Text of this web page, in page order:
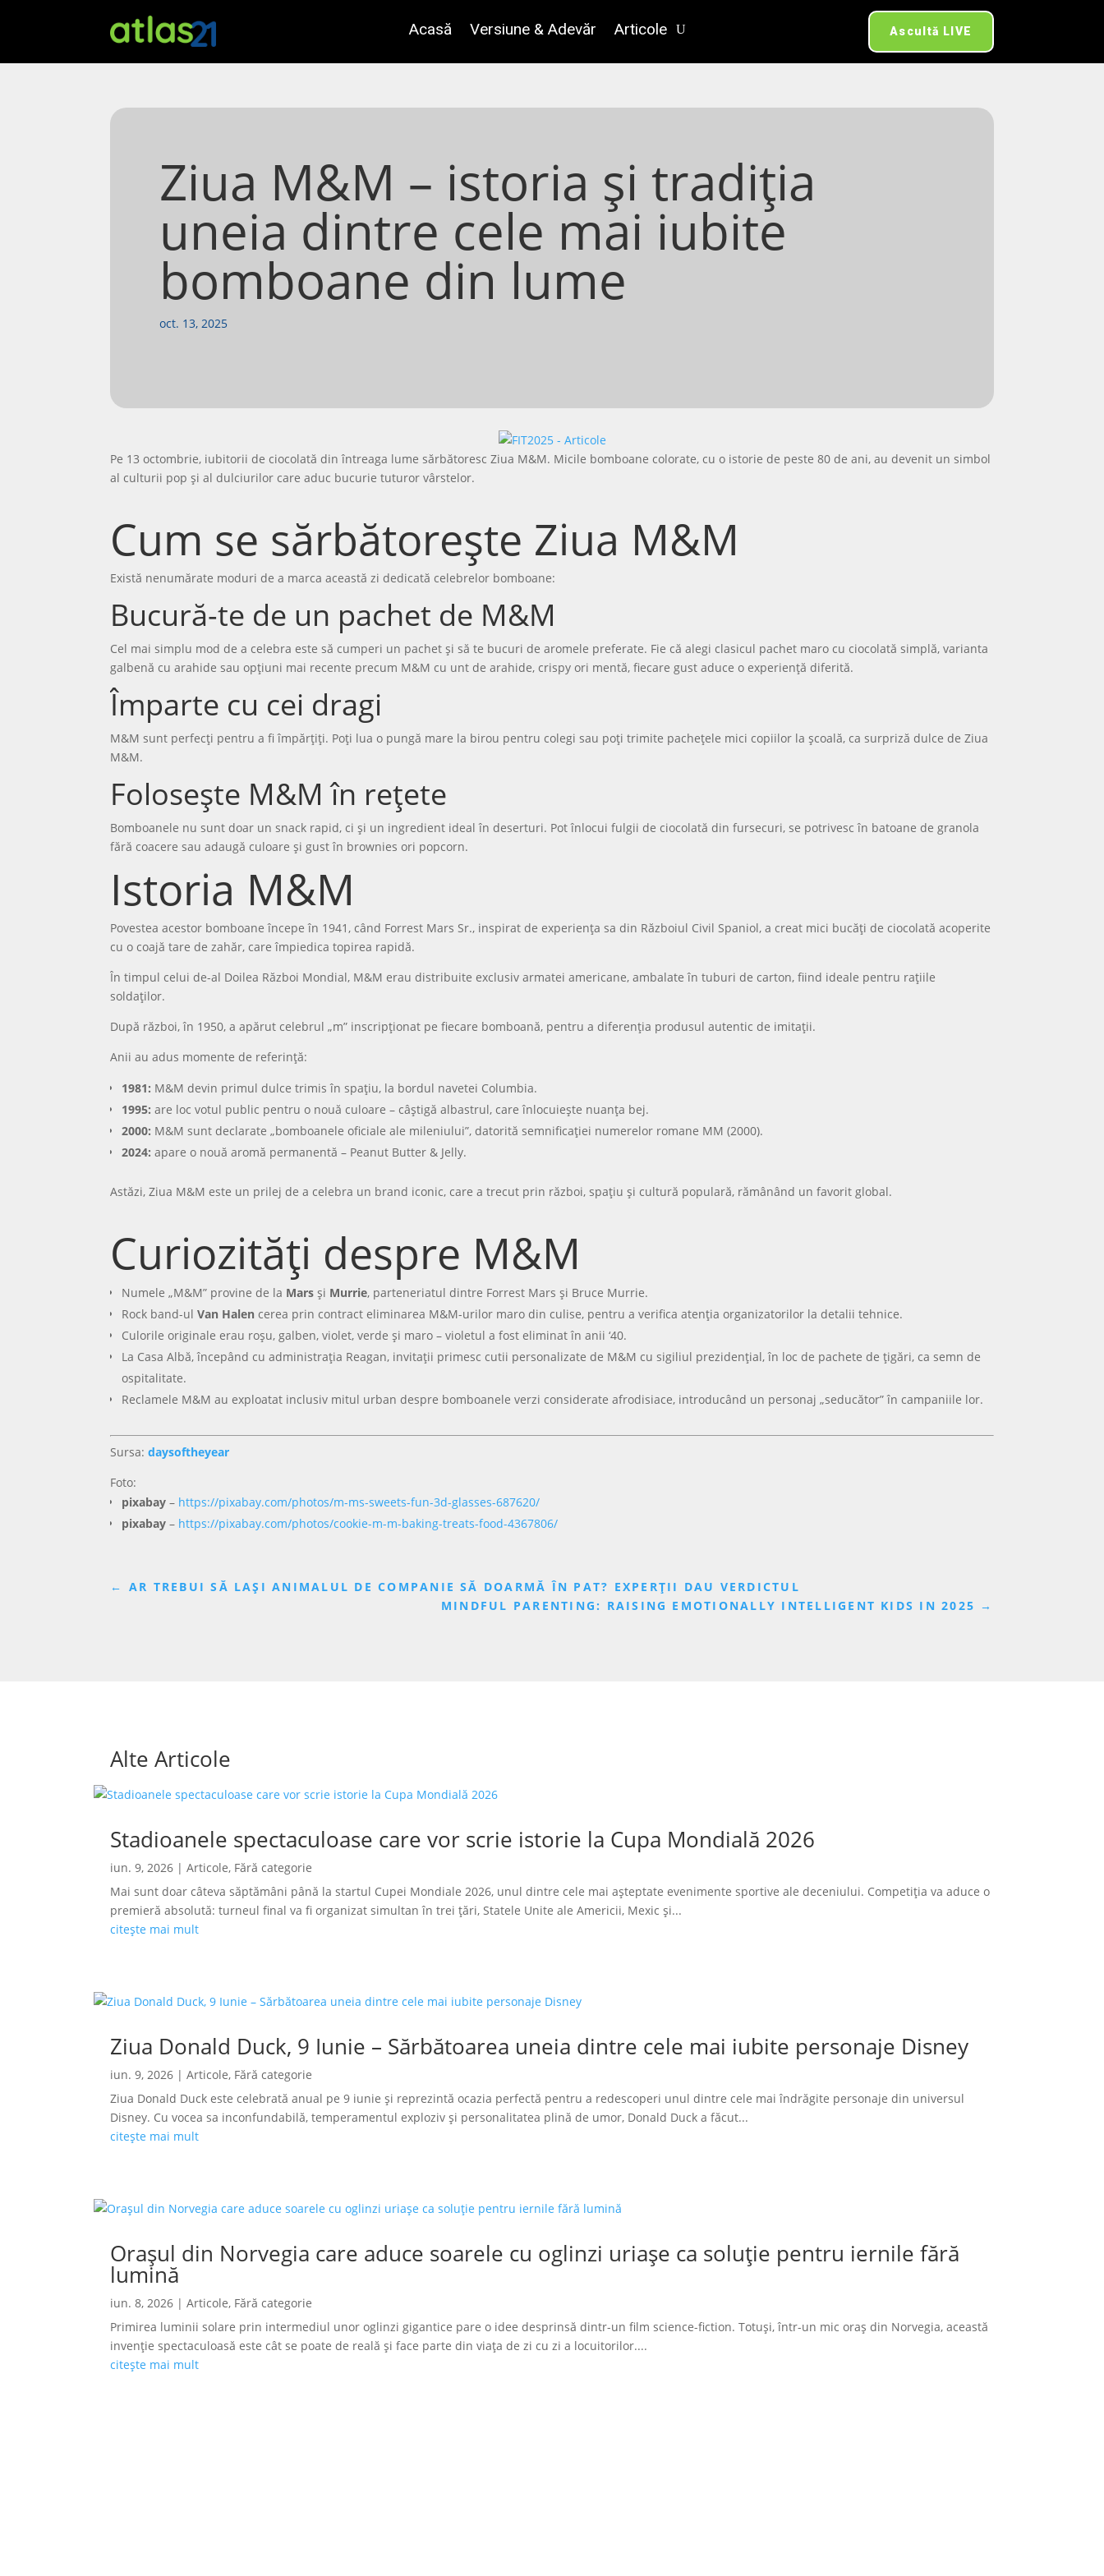
Acasă Versiune & Adevăr Articole Ascultă LIVE
Ziua M&M – istoria și tradiția
uneia dintre cele mai iubite
bomboane din lume
oct. 13, 2025
Pe 13 octombrie, iubitorii de ciocolată din întreaga lume sărbătoresc Ziua M&M. Micile bomboane colorate, cu o istorie de peste 80 de ani, au devenit un simbol
al culturii pop și al dulciurilor care aduc bucurie tuturor vârstelor.
Cum se sărbătorește Ziua M&M
Există nenumărate moduri de a marca această zi dedicată celebrelor bomboane:
Bucură-te de un pachet de M&M
Cel mai simplu mod de a celebra este să cumperi un pachet și să te bucuri de aromele preferate. Fie că alegi clasicul pachet maro cu ciocolată simplă, varianta
galbenă cu arahide sau opțiuni mai recente precum M&M cu unt de arahide, crispy ori mentă, fiecare gust aduce o experiență diferită.
Împarte cu cei dragi
M&M sunt perfecți pentru a fi împărțiți. Poți lua o pungă mare la birou pentru colegi sau poți trimite pachețele mici copiilor la școală, ca surpriză dulce de Ziua
M&M.
Folosește M&M în rețete
Bomboanele nu sunt doar un snack rapid, ci și un ingredient ideal în deserturi. Pot înlocui fulgii de ciocolată din fursecuri, se potrivesc în batoane de granola
fără coacere sau adaugă culoare și gust în brownies ori popcorn.
Istoria M&M
Povestea acestor bomboane începe în 1941, când Forrest Mars Sr., inspirat de experiența sa din Războiul Civil Spaniol, a creat mici bucăți de ciocolată acoperite
cu o coajă tare de zahăr, care împiedica topirea rapidă.
În timpul celui de-al Doilea Război Mondial, M&M erau distribuite exclusiv armatei americane, ambalate în tuburi de carton, fiind ideale pentru rațiile
soldaților.
După război, în 1950, a apărut celebrul „m” inscripționat pe fiecare bomboană, pentru a diferenția produsul autentic de imitații.
Anii au adus momente de referință:
1981: M&M devin primul dulce trimis în spațiu, la bordul navetei Columbia.
1995: are loc votul public pentru o nouă culoare – câștigă albastrul, care înlocuiește nuanța bej.
2000: M&M sunt declarate „bomboanele oficiale ale mileniului”, datorită semnificației numerelor romane MM (2000).
2024: apare o nouă aromă permanentă – Peanut Butter & Jelly.
Astăzi, Ziua M&M este un prilej de a celebra un brand iconic, care a trecut prin război, spațiu și cultură populară, rămânând un favorit global.
Curiozități despre M&M
Numele „M&M” provine de la Mars și Murrie, parteneriatul dintre Forrest Mars și Bruce Murrie.
Rock band-ulVan Halen cerea prin contract eliminarea M&M-urilor maro din culise, pentru a verifica atenția organizatorilor la detalii tehnice.
Culorile originale erau roșu, galben, violet, verde și maro – violetul a fost eliminat în anii ‘40.
La Casa Albă, începând cu administrația Reagan, invitații primesc cutii personalizate de M&M cu sigiliul prezidențial, în loc de pachete de țigări, ca semn de
ospitalitate.
Reclamele M&M au exploatat inclusiv mitul urban despre bomboanele verzi considerate afrodisiace, introducând un personaj „seducător” în campaniile lor.
Sursa:daysoftheyear
Foto:
pixabay – https://pixabay.com/photos/m-ms-sweets-fun-3d-glasses-687620/
pixabay – https://pixabay.com/photos/cookie-m-m-baking-treats-food-4367806/
← AR TREBUI SĂ LAȘI ANIMALUL DE COMPANIE SĂ DOARMĂ ÎN PAT? EXPERȚII DAU VERDICTUL
MINDFUL PARENTING: RAISING EMOTIONALLY INTELLIGENT KIDS IN 2025 →
Alte Articole
Stadioanele spectaculoase care vor scrie istorie la Cupa Mondială 2026
iun. 9, 2026 |Articole, Fără categorie
Mai sunt doar câteva săptămâni până la startul Cupei Mondiale 2026, unul dintre cele mai așteptate evenimente sportive ale deceniului. Competiția va aduce o
premieră absolută: turneul final va fi organizat simultan în trei țări, Statele Unite ale Americii, Mexic și...
citește mai mult
Ziua Donald Duck, 9 Iunie – Sărbătoarea uneia dintre cele mai iubite personaje Disney
iun. 9, 2026 |Articole, Fără categorie
Ziua Donald Duck este celebrată anual pe 9 iunie și reprezintă ocazia perfectă pentru a redescoperi unul dintre cele mai îndrăgite personaje din universul
Disney. Cu vocea sa inconfundabilă, temperamentul exploziv și personalitatea plină de umor, Donald Duck a făcut...
citește mai mult
Orașul din Norvegia care aduce soarele cu oglinzi uriașe ca soluție pentru iernile fără
lumină
iun. 8, 2026 |Articole, Fără categorie
Primirea luminii solare prin intermediul unor oglinzi gigantice pare o idee desprinsă dintr-un film science-fiction. Totuși, într-un mic oraș din Norvegia, această
invenție spectaculoasă este cât se poate de reală și face parte din viața de zi cu zi a locuitorilor....
citește mai mult